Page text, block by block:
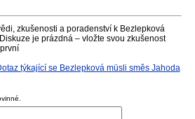
zkušenosti a poradenství k Bezlepková
je prázdná – vložte svou zkušenost
týkající se Bezlepková müsli směs Jahoda